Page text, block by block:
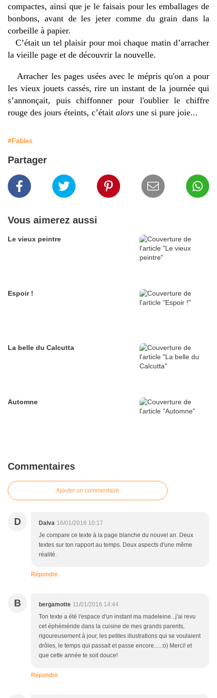
compactes, ainsi que je le faisais pour les emballages de
bonbons, avant de les jeter comme du grain dans la
corbeille à papier.
C’était un tel plaisir pour moi chaque matin d’arracher
la vieille page et de découvrir la nouvelle.
Arracher les pages usées avec le mépris qu'on a pour
les vieux jouets cassés, rire un instant de la journée qui
s’annonçait, puis chiffonner pour l'oublier le chiffre
rouge des jours éteints, c’était alors une si pure joie...
#Fables
Partager
Vous aimerez aussi
Le vieux peintre
Espoir !
La belle du Calcutta
Automne
Commentaires
Ajouter un commentaire
D Dalva 16/01/2016 10:17
Je compare ce texte à la page blanche du nouvel an. Deux
textes sur ton rapport au temps. Deux aspects d'une même
réalité.
Répondre
B bergamotte 11/01/2016 14:44
Ton texte a été l'espace d'un instant ma madeleine...j'ai revu
cet éphéméride dans la cuisine de mes grands parents,
rigoureusement à jour, les petites illustrations qui se voulaient
drôles, le temps qui passait et passe encore.....:o) Merci! et
que cette année te soit douce!
Répondre